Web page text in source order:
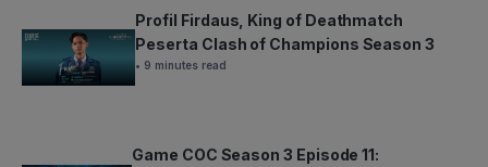
Profil Firdaus, King of Deathmatch
Peserta Clash of Champions Season 3
• 9 minutes read
Game COC Season 3 Episode 11: